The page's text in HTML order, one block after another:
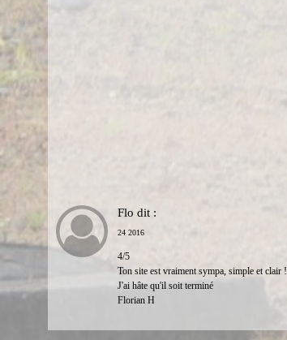
Flo dit :
24 2016
4/5
Ton site est vraiment sympa, simple et clair !
J'ai hâte qu'il soit terminé
Florian H